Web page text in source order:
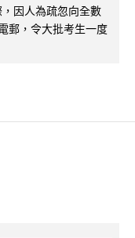
因人為疏忽向全數
郵，令大批考生一度